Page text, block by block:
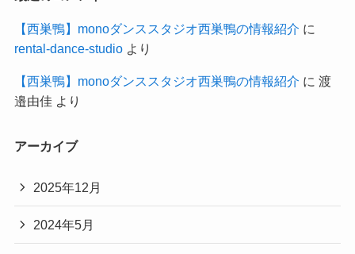
【西巣鴨】monoダンススタジオ西巣鴨の情報紹介 に
rental-dance-studioより
【西巣鴨】monoダンススタジオ西巣鴨の情報紹介 に 渡
邉由佳 より
アーカイブ
2025年12月
2024年5月